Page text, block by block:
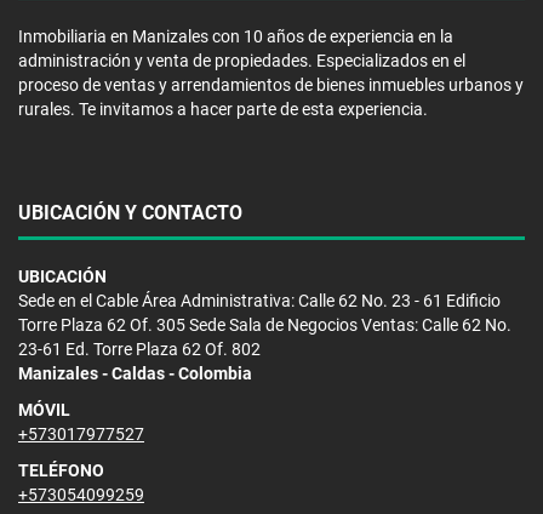
Inmobiliaria en Manizales con 10 años de experiencia en la
administración y venta de propiedades. Especializados en el
proceso de ventas y arrendamientos de bienes inmuebles urbanos y
rurales. Te invitamos a hacer parte de esta experiencia.
UBICACIÓN Y CONTACTO
UBICACIÓN
Sede en el Cable Área Administrativa: Calle 62 No. 23 - 61 Edificio
Torre Plaza 62 Of. 305 Sede Sala de Negocios Ventas: Calle 62 No.
23-61 Ed. Torre Plaza 62 Of. 802
Manizales - Caldas - Colombia
MÓVIL
+573017977527
TELÉFONO
+573054099259